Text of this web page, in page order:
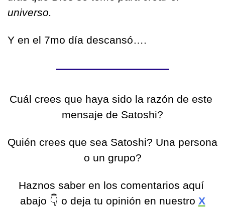
universo.
Y en el 7mo día descansó….
Cuál crees que haya sido la razón de este
mensaje de Satoshi?
Quién crees que sea Satoshi? Una persona
o un grupo?
Haznos saber en los comentarios aquí
abajo 👇 o deja tu opinión en nuestro X